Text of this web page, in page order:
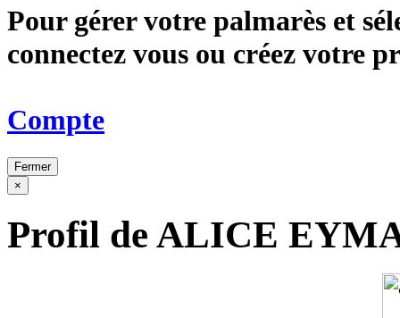
Pour gérer votre palmarès et
connectez vous ou créez votre
Compte
Fermer
×
Profil de ALICE